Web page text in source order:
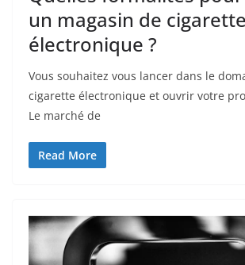
un magasin de cigarette
électronique ?
Vous souhaitez vous lancer dans le
cigarette électronique et ouvrir votre
Le marché de
Read More